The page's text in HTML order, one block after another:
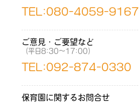
TEL:080-4059-9167
ご意見・ご要望など
（平日8:30〜17:00）
TEL:092-874-0330
保育園に関するお問合せ